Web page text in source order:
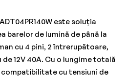
este soluția
barelor de lumină de până la
cu 4 pini, 2 întrerupătoare,
12V 40A. Cu o lungime totală
compatibilitate cu tensiuni de